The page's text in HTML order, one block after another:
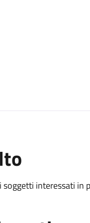
interessati in